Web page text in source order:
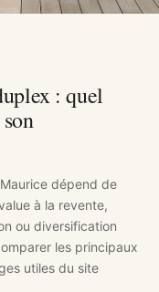
: quel
dépend de
à la revente,
ou diversification
les principaux
utiles du site